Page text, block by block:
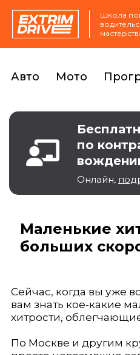
Школа
Авто Мото
по
Онлайн,
Маленькие
больших
Сейчас, когда вы уже
вам знать кое-какие
хитрости,
По Москве и другим